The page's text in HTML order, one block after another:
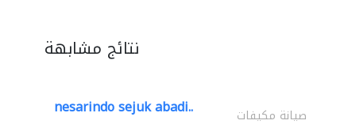
نتائج مشابهة
nesarindo sejuk abadi.. صيانة مكيفات